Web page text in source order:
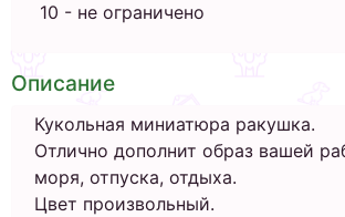
10 - не ограничено
Описание
Кукольная миниатюра ракушка.
Отлично дополнит образ вашей
моря, отпуска, отдыха.
Цвет произвольный.